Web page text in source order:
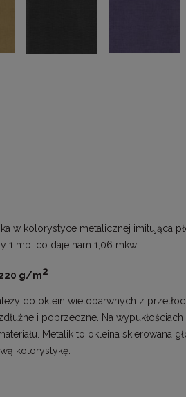
w kolorystyce metalicznej imitująca
1 mb, co daje nam 1,06 mkw..
g/m2
do oklein wielobarwnych z
i poprzeczne. Na
Metalik to okleina skierowana
kolorystykę.